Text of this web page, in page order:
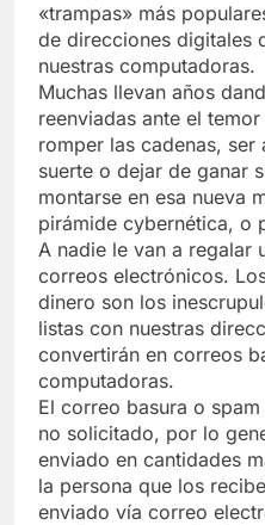
«trampas» más
de direcciones digitales
nuestras computadoras.
Muchas llevan años
reenviadas ante el
romper las cadenas,
suerte o dejar de ganar
montarse en esa nueva
pirámide cybernética, o
A nadie le van a regalar
correos electrónicos.
dinero son los
listas con nuestras
convertirán en correos
computadoras.
El correo basura o
no solicitado, por lo
enviado en cantidades
la persona que los
enviado vía correo